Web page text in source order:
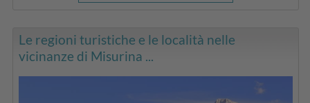
Le regioni turistiche e le località nelle
vicinanze di Misurina ...